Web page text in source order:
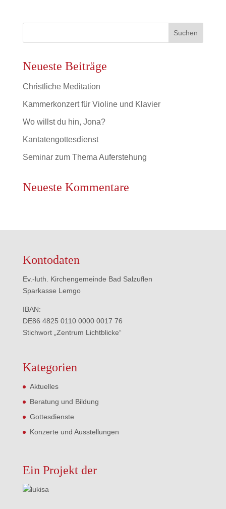
Neueste Beiträge
Christliche Meditation
Kammerkonzert für Violine und Klavier
Wo willst du hin, Jona?
Kantatengottesdienst
Seminar zum Thema Auferstehung
Neueste Kommentare
Kontodaten
Ev.-luth. Kirchengemeinde Bad Salzuflen
Sparkasse Lemgo
IBAN:
DE86 4825 0110 0000 0017 76
Stichwort „Zentrum Lichtblicke“
Kategorien
Aktuelles
Beratung und Bildung
Gottesdienste
Konzerte und Ausstellungen
Ein Projekt der